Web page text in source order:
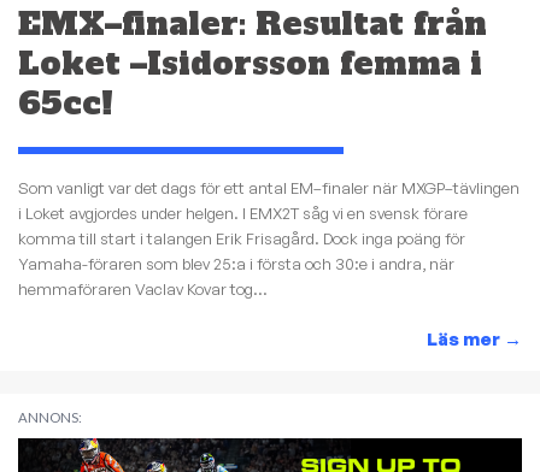
EMX–finaler: Resultat från
Loket –Isidorsson femma i
65cc!
Som vanligt var det dags för ett antal EM–finaler när MXGP–tävlingen
i Loket avgjordes under helgen. I EMX2T såg vi en svensk förare
komma till start i talangen Erik Frisagård. Dock inga poäng för
Yamaha-föraren som blev 25:a i första och 30:e i andra, när
hemmaföraren Vaclav Kovar tog...
Läs mer →
ANNONS: